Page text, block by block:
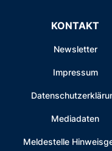
KONTAKT
Newsletter
Impressum
Mediadaten
Meldestelle